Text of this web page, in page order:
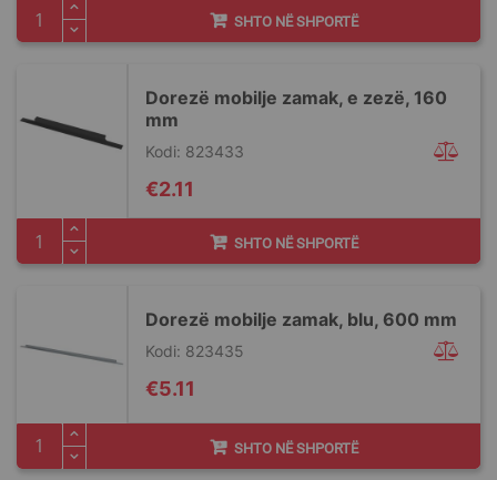
SHTO NË SHPORTË
Dorezë mobilje zamak, e zezë, 160
mm
Kodi: 823433
€2.11
SHTO NË SHPORTË
Dorezë mobilje zamak, blu, 600 mm
Kodi: 823435
€5.11
SHTO NË SHPORTË